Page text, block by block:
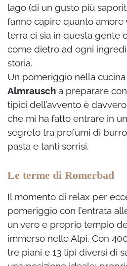
lago (di un gusto più
fanno capire quanto amore
terra ci sia in questa gente
come dietro ad ogni
storia.
Un pomeriggio nella cucina
Almrausch a preparare
tipici dell’avvento è
che mi ha fatto entrare in
segreto tra profumi di
pasta e tanti sorrisi.
Le terme di Romerbad
Il momento di relax per
pomeriggio con l’entrata
un vero e proprio tempio
immerso nelle Alpi. Con
tre piani e 13 tipi diversi di